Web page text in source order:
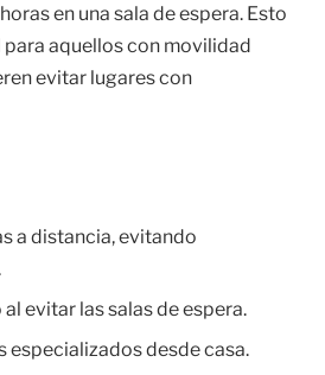
en una sala de espera. Esto
aquellos con movilidad
evitar lugares con
a distancia, evitando
evitar las salas de espera.
especializados desde casa.